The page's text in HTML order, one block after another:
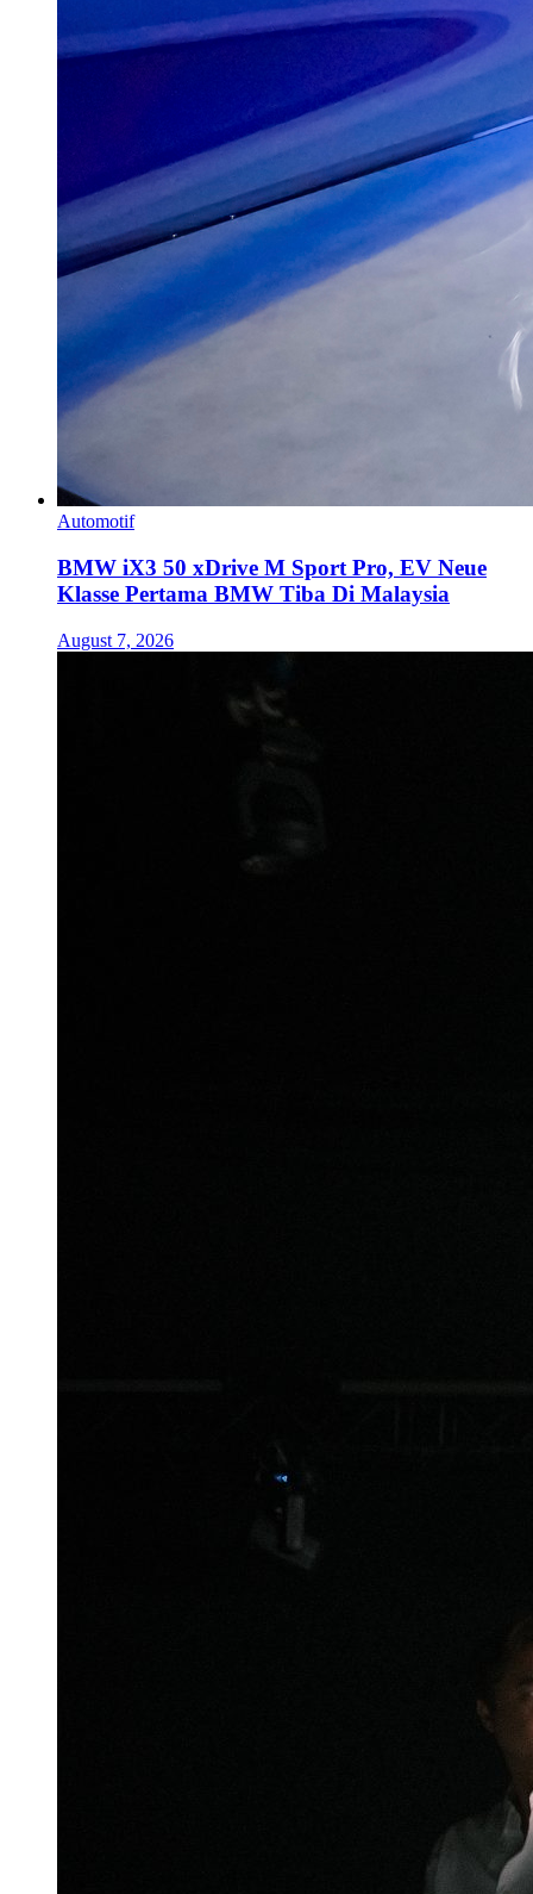
Automotif
BMW iX3 50 xDrive M Sport Pro, EV Neue
Klasse Pertama BMW Tiba Di Malaysia
August 7, 2026